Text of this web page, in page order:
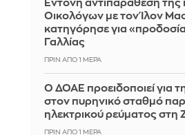
Έντονη αντιπαράθεση της
Οικολόγων με τον Ίλον
κατηγόρησε για
Γαλλίας
ΠΡΙΝ ΑΠΌ 1 ΜΈΡΑ
Ο ΔΟΑΕ προειδοποιεί για
στον πυρηνικό σταθμό
ηλεκτρικού ρεύματος στη
ΠΡΙΝ ΑΠΌ 1 ΜΈΡΑ